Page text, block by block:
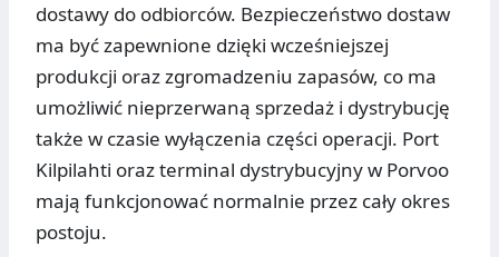
dostawy do odbiorców. Bezpieczeństwo dostaw
ma być zapewnione dzięki wcześniejszej
produkcji oraz zgromadzeniu zapasów, co ma
umożliwić nieprzerwaną sprzedaż i dystrybucję
także w czasie wyłączenia części operacji. Port
Kilpilahti oraz terminal dystrybucyjny w Porvoo
mają funkcjonować normalnie przez cały okres
postoju.